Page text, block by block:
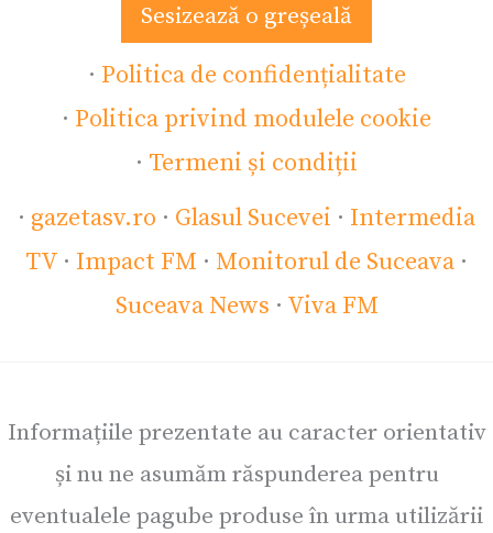
Sesizează o greșeală
· Politica de confidențialitate
· Politica privind modulele cookie
· Termeni și condiții
· gazetasv.ro · Glasul Sucevei · Intermedia
TV · Impact FM · Monitorul de Suceava ·
Suceava News · Viva FM
Informațiile prezentate au caracter orientativ
și nu ne asumăm răspunderea pentru
eventualele pagube produse în urma utilizării